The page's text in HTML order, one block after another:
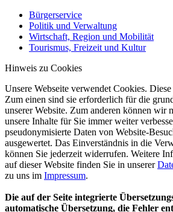
Bürgerservice
Politik und Verwaltung
Wirtschaft, Region und Mobilität
Tourismus, Freizeit und Kultur
Hinweis zu Cookies
Unsere Webseite verwendet Cookies.
Zum einen sind sie erforderlich für die
unserer Website. Zum anderen können wir
unsere Inhalte für Sie immer weiter
pseudonymisierte Daten von Website-
ausgewertet. Das Einverständnis in die
können Sie jederzeit widerrufen. Weitere
auf dieser Website finden Sie in unserer
zu uns im Impressum.
Die auf der Seite integrierte
automatische Übersetzung, die Fehler